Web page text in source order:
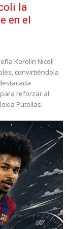
la
en el
Kerolin Nicoli
convirtiéndola
reforzar al
Putellas.